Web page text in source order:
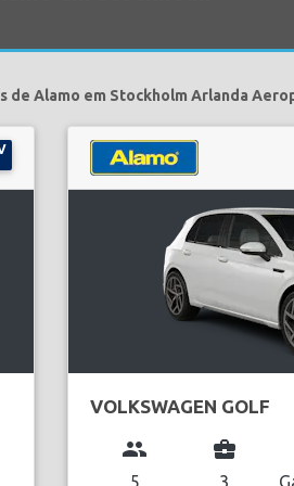
de Alamo em Stockholm Arlanda
VOLKSWAGEN GOLF
group
5
business_center
3